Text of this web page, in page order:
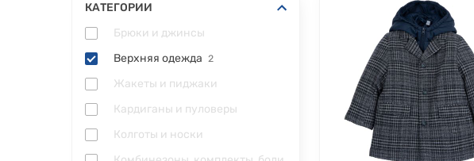
КАТЕГОРИИ
Брюки и джинсы
Верхняя одежда 2
Жакеты и пиджаки
Кардиганы и пуловеры
Колготы и носки